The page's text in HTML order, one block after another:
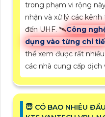
trong phạm vi rộng
nhận và xử lý các
đến UHF. 🛰Công
dụng vào từng chi
thể xem được rất
các nhà cung cấp dịch
😇 CÓ BAO NHIÊU